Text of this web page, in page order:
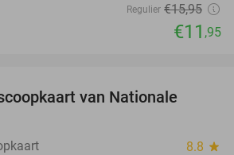
Regulier €15,95
€11 ,95
van Nationale
8.8 star